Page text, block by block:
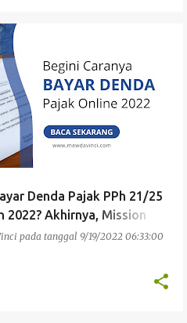
Denda Pajak PPh 21/25
2022? Akhirnya, Mission
pada tanggal 9/19/2022 06:33:00